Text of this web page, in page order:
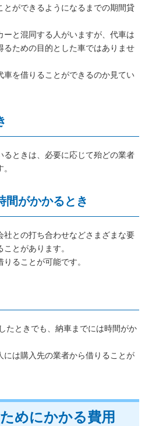
ができるようになるまでの期間貸
と混同する人がいますが、代車は
るための目的とした車ではありませ
車を借りることができるのか見てい
るときは、必要に応じて殆どの業者
間がかかるとき
との打ち合わせなどさまざまな要
とがあります。
ることが可能です。
たときでも、納車までには時間がか
は購入先の業者から借りることが
めにかかる費用